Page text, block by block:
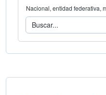
Nacional, entidad federativa,
Consulta los
Buscar